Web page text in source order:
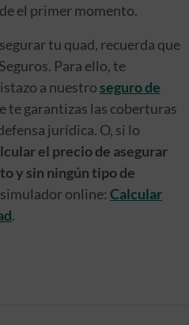
el primer momento.
tu quad, recuerda que
Para ello, te
a nuestroseguro de
te garantizas las coberturas
jurídica. O, si lo
el precio de asegurar
y sin ningún tipo de
online: Calcular
.